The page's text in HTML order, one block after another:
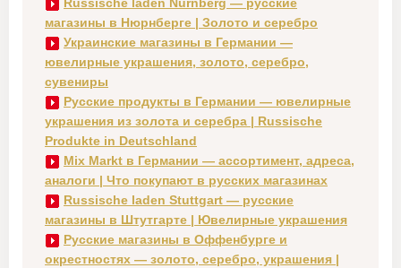
магазины в Нюрнберге | Золото и серебро
Украинские магазины в Германии —
ювелирные украшения, золото, серебро,
сувениры
Русские продукты в Германии — ювелирные
украшения из золота и серебра | Russische
Produkte in Deutschland
Mix Markt в Германии — ассортимент, адреса,
аналоги | Что покупают в русских магазинах
Russische laden Stuttgart — русские
магазины в Штутгарте | Ювелирные украшения
Русские магазины в Оффенбурге и
окрестностях — золото, серебро, украшения |